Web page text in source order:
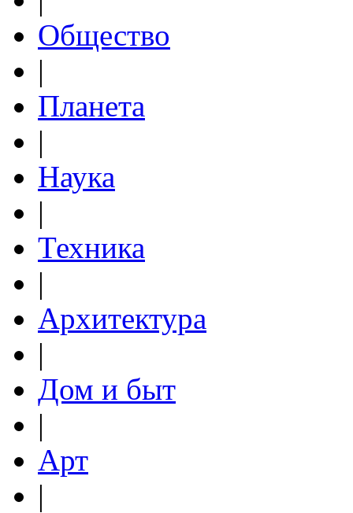
Общество
|
Планета
|
Наука
|
Техника
|
Архитектура
|
Дом и быт
|
Арт
|